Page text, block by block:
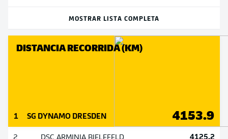
MOSTRAR LISTA COMPLETA
DISTANCIA RECORRIDA (KM)
1 SG DYNAMO DRESDEN 4153.9
4125.2